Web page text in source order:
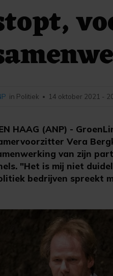
HAAG (ANP) -
Vera
van zijn
"Het is mij niet
bedrijven spreekt
in Politiek • 14 oktober 2021 -